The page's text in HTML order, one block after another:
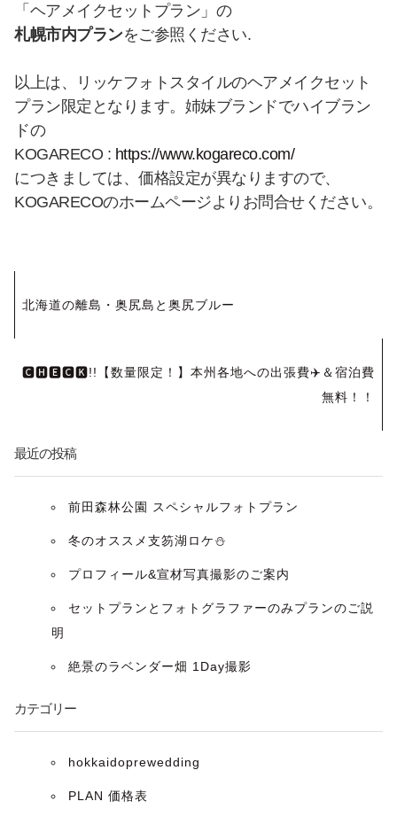
「ヘアメイクセットプラン」の
札幌市内プランをご参照ください.
以上は、リッケフォトスタイルのヘアメイクセット
プラン限定となります。姉妹ブランドでハイブラン
ドの
KOGARECO : https://www.kogareco.com/
につきましては、価格設定が異なりますので、
KOGARECOのホームページよりお問合せください。
投
稿
ナ
ゲ
ー
北海道の離島・奥尻島と奥尻ブルー
🅲🅷🅴🅲🅺!!【数量限定！】本州各地への出張費✈️＆宿泊費
無料！！
最近の投稿
前田森林公園 スペシャルフォトプラン
冬のオススメ支笏湖ロケ⛄️
プロフィール&宣材写真撮影のご案内
セットプランとフォトグラファーのみプランのご説
明
絶景のラベンダー畑 1Day撮影
カテゴリー
hokkaidoprewedding
PLAN 価格表